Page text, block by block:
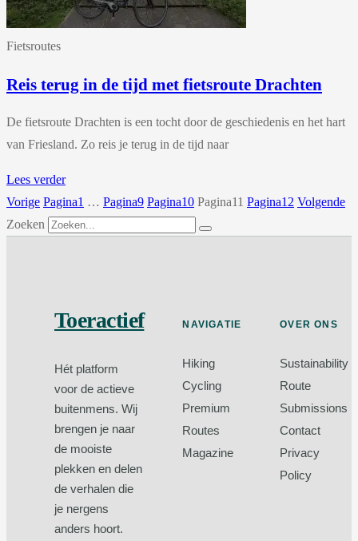
Fietsroutes
Reis terug in de tijd met fietsroute Drachten
De fietsroute Drachten is een tocht door de geschiedenis en het hart
van Friesland. Zo reis je terug in de tijd naar
Lees verder
Vorige Pagina1 … Pagina9 Pagina10 Pagina11 Pagina12 Volgende
Zoeken
Toeractief
Hét platform
voor de actieve
buitenmens. Wij
brengen je naar
de mooiste
plekken en delen
de verhalen die
je nergens
anders hoort.
NAVIGATIE
Hiking
Cycling
Premium
Routes
Magazine
OVER ONS
Sustainability
Route
Submissions
Contact
Privacy
Policy